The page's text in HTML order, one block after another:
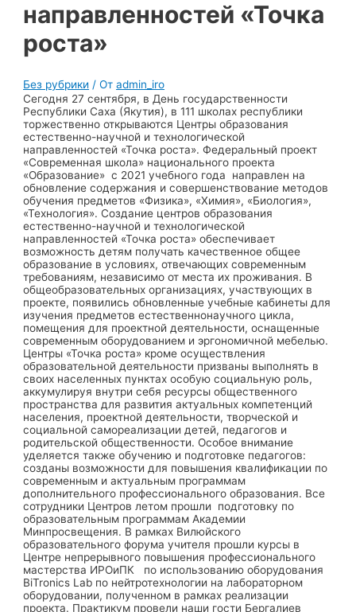
направленностей «Точка
роста»
Без рубрики / От admin_iro
Сегодня 27 сентября, в День государственности
Республики Саха (Якутия), в 111 школах республики
торжественно открываются Центры образования
естественно-научной и технологической
направленностей «Точка роста». Федеральный проект
«Современная школа» национального проекта
«Образование» с 2021 учебного года направлен на
обновление содержания и совершенствование методов
обучения предметов «Физика», «Химия», «Биология»,
«Технология». Создание центров образования
естественно-научной и технологической
направленностей «Точка роста» обеспечивает
возможность детям получать качественное общее
образование в условиях, отвечающих современным
требованиям, независимо от места их проживания. В
общеобразовательных организациях, участвующих в
проекте, появились обновленные учебные кабинеты для
изучения предметов естественнонаучного цикла,
помещения для проектной деятельности, оснащенные
современным оборудованием и эргономичной мебелью.
Центры «Точка роста» кроме осуществления
образовательной деятельности призваны выполнять в
своих населенных пунктах особую социальную роль,
аккумулируя внутри себя ресурсы общественного
пространства для развития актуальных компетенций
населения, проектной деятельности, творческой и
социальной самореализации детей, педагогов и
родительской общественности. Особое внимание
уделяется также обучению и подготовке педагогов:
созданы возможности для повышения квалификации по
современным и актуальным программам
дополнительного профессионального образования. Все
сотрудники Центров летом прошли подготовку по
образовательным программам Академии
Минпросвещения. В рамках Вилюйского
образовательного форума учителя прошли курсы в
Центре непрерывного повышения профессионального
мастерства ИРОиПК по использованию оборудования
BiTronics Lab по нейтротехнологии на лабораторном
оборудовании, полученном в рамках реализации
проекта. Практикум провели наши гости Бергалиев